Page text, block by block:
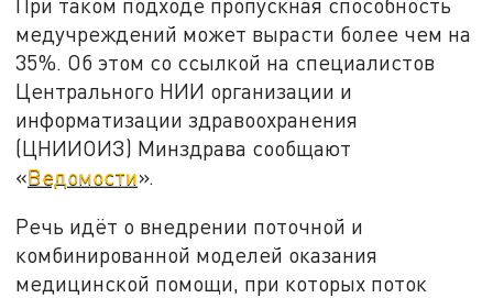
медучреждений может вырасти более чем на
35%. Об этом со ссылкой на специалистов
Центрального НИИ организации и
информатизации здравоохранения
(ЦНИИОИЗ) Минздрава сообщают
«Ведомости».
Речь идёт о внедрении поточной и
комбинированной моделей оказания
медицинской помощи, при которых поток